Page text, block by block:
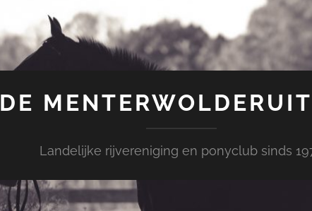
DE
Landelijke rijvereniging en ponyclub sinds